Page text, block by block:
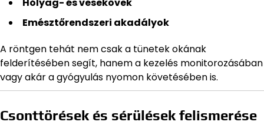
Emésztőrendszeri akadályok
A röntgen tehát nem csak a tünetek okának
felderítésében segít, hanem a kezelés monitorozásában
vagy akár a gyógyulás nyomon követésében is.
Csonttörések és sérülések felismerése